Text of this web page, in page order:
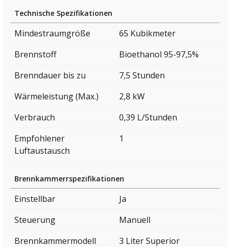
Technische Spezifikationen
Mindestraumgröße
65 Kubikmeter
Brennstoff
Bioethanol 95-97,5%
Brenndauer bis zu
7,5 Stunden
Wärmeleistung (Max.)
2,8 kW
Verbrauch
0,39 L/Stunden
Empfohlener
Luftaustausch
1
Brennkammerrspezifikationen
Einstellbar
Ja
Steuerung
Manuell
Brennkammermodell
3 Liter Superior